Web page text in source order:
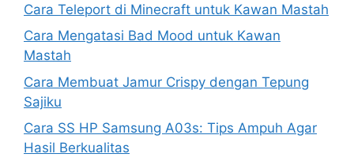
Cara Teleport di Minecraft untuk Kawan Mastah
Cara Mengatasi Bad Mood untuk Kawan
Mastah
Cara Membuat Jamur Crispy dengan Tepung
Sajiku
Cara SS HP Samsung A03s: Tips Ampuh Agar
Hasil Berkualitas